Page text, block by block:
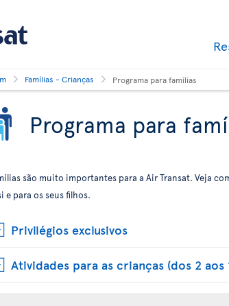
Famílias - Crianças Programa para famílias
Programa para
são muito importantes para a Air Transat. Veja
e para os seus filhos.
Privilégios exclusivos
Atividades para as crianças (dos 2 aos